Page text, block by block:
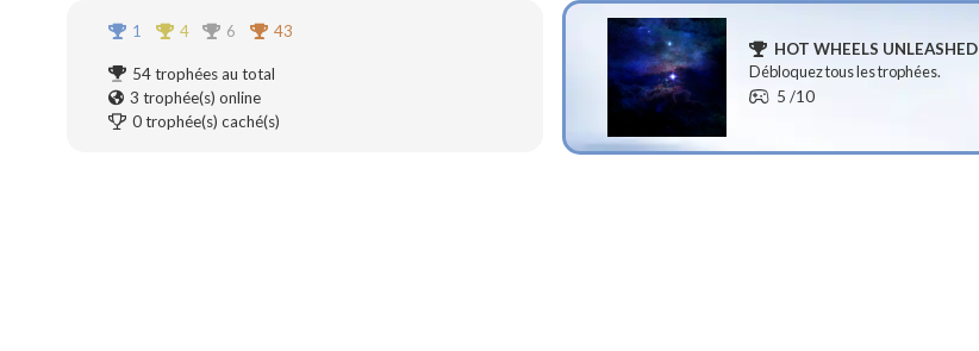
1 4 6 43
54trophées au total
3 trophée(s) online
0trophée(s) caché(s)
HOT WHEELS UNLEASHED
Débloquez tous les trophées.
5 /10